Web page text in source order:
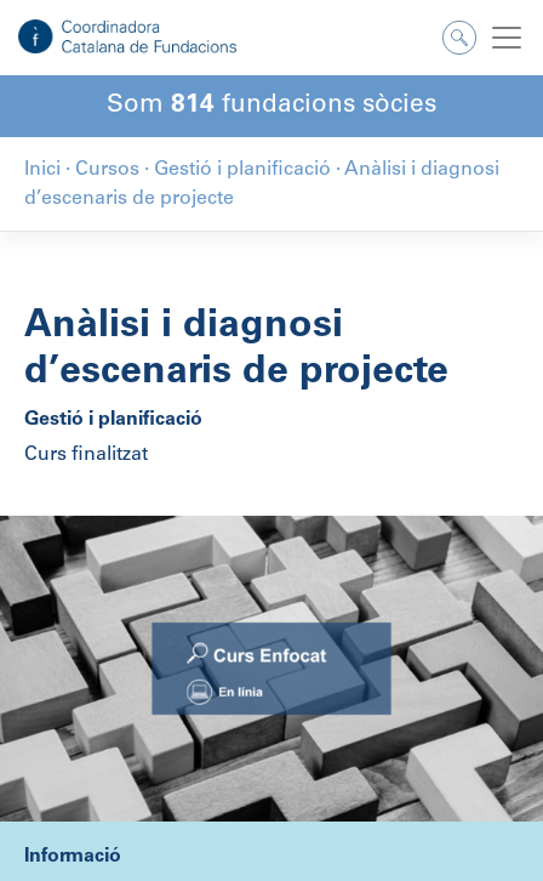
Som 814 fundacions sòcies
Inici · Cursos · Gestió i planificació · Anàlisi i diagnosi
d’escenaris de projecte
Anàlisi i diagnosi
d’escenaris de projecte
Gestió i planificació
Curs finalitzat
Informació